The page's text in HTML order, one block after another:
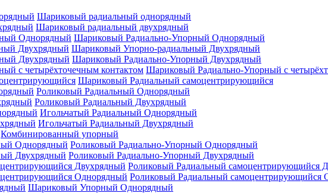
Шариковый радиальный однорядный
Шариковый радиальный двухрядный
Шариковый Радиально-Упорный Однорядный
Шариковый Упорно-радиальный Двухрядный
Шариковый Радиально-Упорный Двухрядный
Шариковый Радиально-Упорный с
Шариковый Радиальный самоцентрирующийся
Роликовый Радиальный Однорядный
Роликовый Радиальный Двухрядный
Игольчатый Радиальный Однорядный
Игольчатый Радиальный Двухрядный
Комбинированный упорный
Роликовый Радиально-Упорный Однорядный
Роликовый Радиально-Упорный Двухрядный
Роликовый Радиальный самоцентрирующийся
Роликовый Радиальный самоцентрирующийся
Шариковый Упорный Однорядный